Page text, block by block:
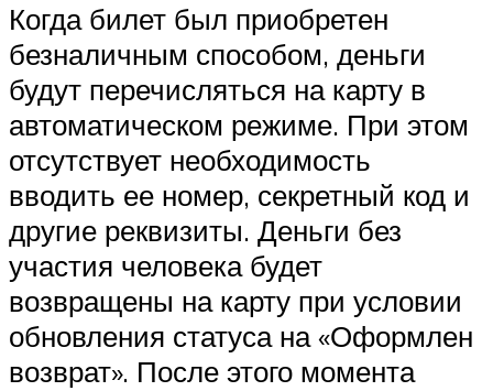
Когда билет был приобретен
безналичным способом, деньги
будут перечисляться на карту в
автоматическом режиме. При этом
отсутствует необходимость
вводить ее номер, секретный код и
другие реквизиты. Деньги без
участия человека будет
возвращены на карту при условии
обновления статуса на «Оформлен
возврат». После этого момента